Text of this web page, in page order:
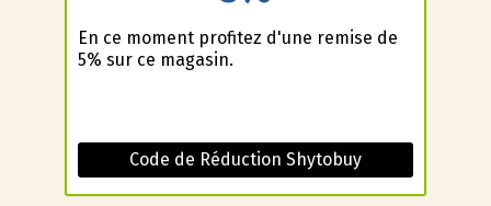
En ce moment profitez d'une remise de
5% sur ce magasin.
Code de Réduction Shytobuy